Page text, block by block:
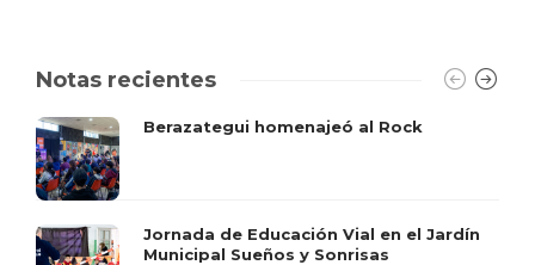
Notas recientes
Berazategui homenajeó al Rock
Jornada de Educación Vial en el Jardín
Municipal Sueños y Sonrisas